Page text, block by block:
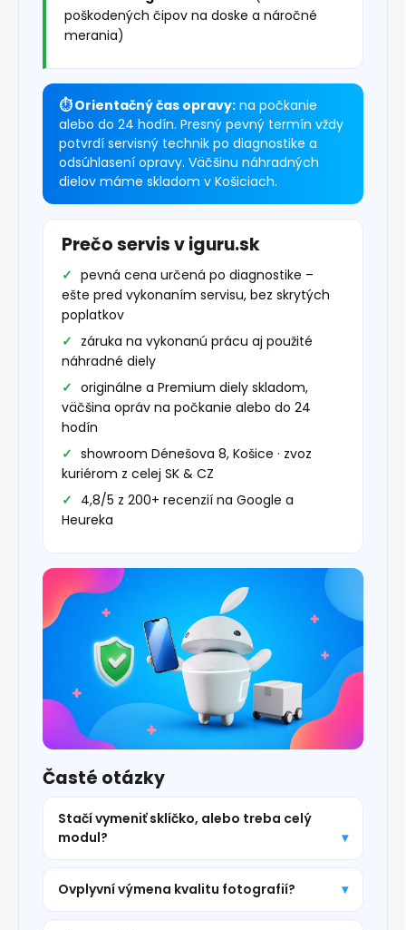
poškodených čipov na doske a náročné
merania)
⏱ Orientačný čas opravy: na počkanie
alebo do 24 hodín. Presný pevný termín vždy
potvrdí servisný technik po diagnostike a
odsúhlasení opravy. Väčšinu náhradných
dielov máme skladom v Košiciach.
Prečo servis v iguru.sk
pevná cena určená po diagnostike –
ešte pred vykonaním servisu, bez skrytých
poplatkov
záruka na vykonanú prácu aj použité
náhradné diely
originálne a Premium diely skladom,
väčšina opráv na počkanie alebo do 24
hodín
showroom Dénešova 8, Košice · zvoz
kuriérom z celej SK & CZ
4,8/5 z 200+ recenzií na Google a
Heureka
Časté otázky
Stačí vymeniť sklíčko, alebo treba celý
modul?
Ovplyvní výmena kvalitu fotografií?